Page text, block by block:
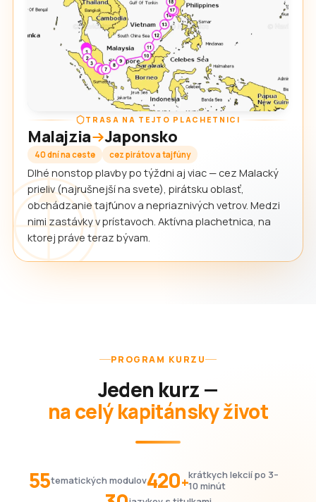
TRASA NA TEJTO PLACHETNICI
Malajzia Japonsko
40 dní na ceste cez pirátov a tajfúny
Dlhé nonstop plavby po týždni aj viac — cez Malacký
prieliv (najrušnejší na svete), pirátsku oblasť,
obchádzanie tajfúnov a nepriaznivých vetrov. Medzi
nimi zastávky v prístavoch. Aktívna plachetnica, na
ktorej práve teraz bývam.
PROGRAM KURZU
Jeden kurz —
na celý kapitánsky život
55tematických modulov420+krátkych lekcií po 3–
10 minút